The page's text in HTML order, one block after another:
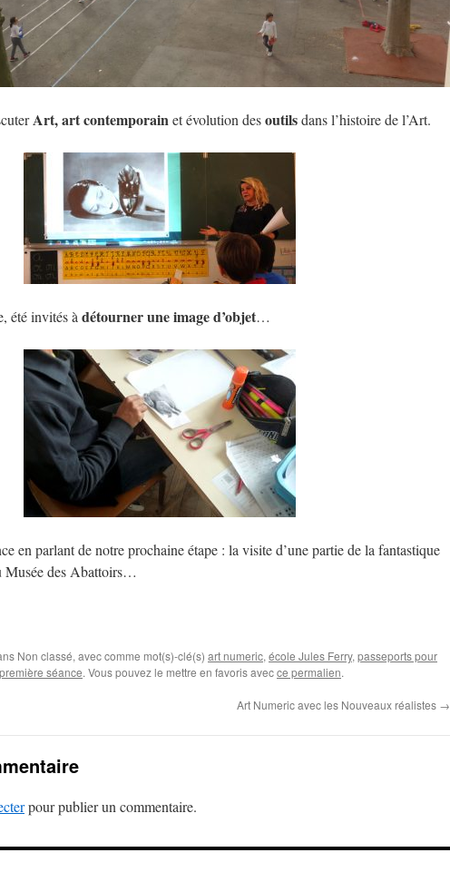
Art, art contemporainet évolution desoutilsdans l’histoire de l’Art.
été invités à détourner une image d’objet…
en parlant de notre prochaine étape : la visite d’une partie de la fantastique
Musée des Abattoirs…
Non classé, avec comme mot(s)-clé(s) art numeric, école Jules Ferry, passeports pour
première séance. Vous pouvez le mettre en favoris avecce permalien.
Art Numeric avec les Nouveaux réalistes →
pour publier un commentaire.